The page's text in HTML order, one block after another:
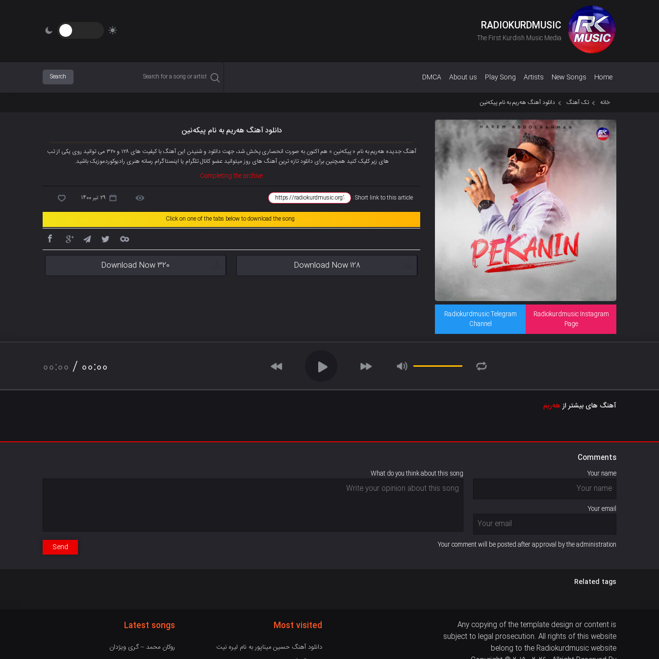
RADIOKURDMUSIC
The First Kurdish Music Media
Home
New Songs
Artists
Play Song
About us
DMCA
خانه تک آهنگ دانلود آهنگ هەریم به نام پیکەنین
Radiokurdmusic Instagram
Page
Radiokurdmusic Telegram
Channel
دانلود آهنگ هەریم به نام پیکەنین
آهنگ جدیده هەریم به نام « پیکەنین » هم اکنون به صورت انحصاری پخش شد، جهت دانلود و شنیدن این آهنگ با کیفیت های ۱۲۸ و ۳۲۰ می توانید روی یکی از تب
های زیر کلیک کنید همچنین برای دانلود تازه ترین آهنگ های روز میتوانیدعضو کانال تلگرام یا اینستاگرام رسانه هنری رادیوکوردموزیک باشید.
Completing the archive
Short link to this article : 29 تیر 1400
Click on one of the tabs below to download the song
Download Now 128
Download Now 320
00:00 / 00:00
آهنگ های بیشتر ازهەریم
Comments
Your name
Your email
What do you think about this song
Your comment will be posted after approval by the administration
Send
Related tags
Any copying of the template design or content is
subject to legal prosecution. All rights of this website
belong to the Radiokurdmusic website
Most visited
دانلود آهنگ حسین میناپور به نام لیره نیت
Latest songs
روکان محمد – گری ویژدان